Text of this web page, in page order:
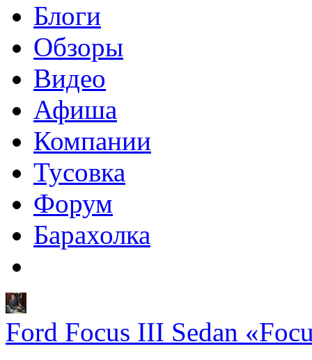
Блоги
Обзоры
Видео
Афиша
Компании
Тусовка
Форум
Барахолка
Ford Focus III Sedan